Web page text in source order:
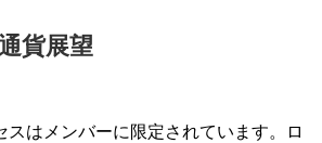
貨展望
スはメンバーに限定されています。ロ